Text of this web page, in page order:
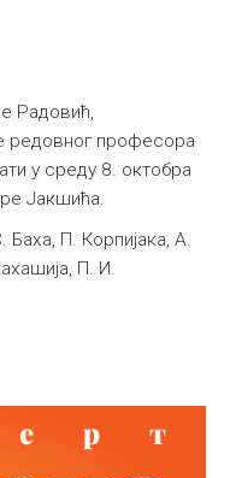
Радовић,
редовног професора
у среду 8. октобра
Јакшића.
П. Корпијака, А.
П. И.